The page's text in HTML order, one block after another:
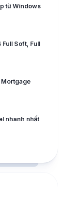
từ Windows
Full Soft, Full
Mortgage
nhanh nhất